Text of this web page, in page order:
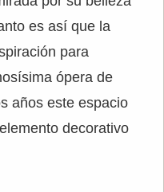
es así que la
para
ópera de
años este espacio
decorativo